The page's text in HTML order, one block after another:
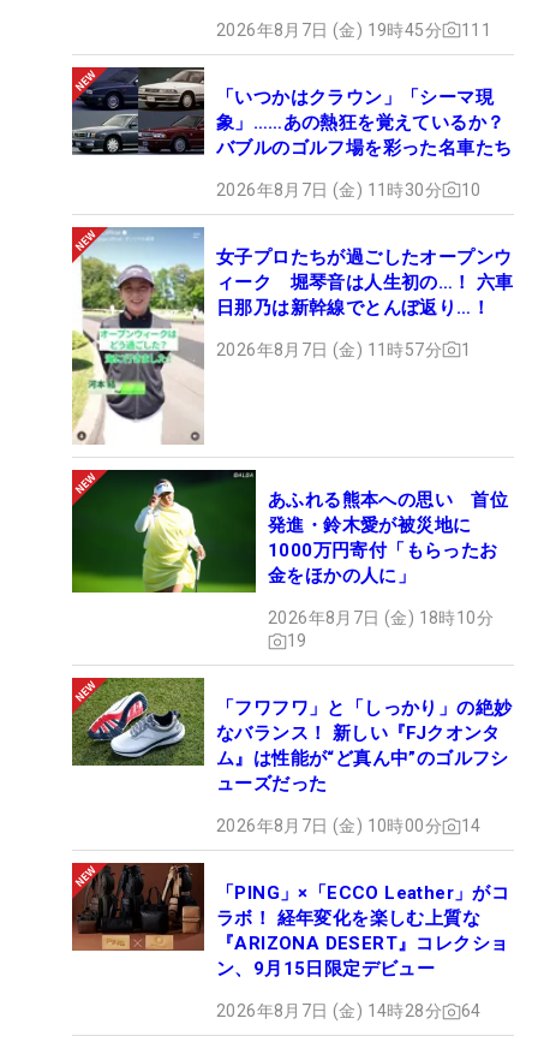
2026年8月7日 (金) 19時45分 111
「いつかはクラウン」「シーマ現
象」……あの熱狂を覚えているか？
バブルのゴルフ場を彩った名車たち
2026年8月7日 (金) 11時30分 10
女子プロたちが過ごしたオープンウ
ィーク 堀琴音は人生初の…！ 六車
日那乃は新幹線でとんぼ返り…！
2026年8月7日 (金) 11時57分 1
あふれる熊本への思い 首位
発進・鈴木愛が被災地に
1000万円寄付「もらったお
金をほかの人に」
2026年8月7日 (金) 18時10分
19
「フワフワ」と「しっかり」の絶妙
なバランス！ 新しい『FJクオンタ
ム』は性能が“ど真ん中”のゴルフシ
ューズだった
2026年8月7日 (金) 10時00分 14
「PING」×「ECCO Leather」がコ
ラボ！ 経年変化を楽しむ上質な
『ARIZONA DESERT』コレクショ
ン、9月15日限定デビュー
2026年8月7日 (金) 14時28分 64